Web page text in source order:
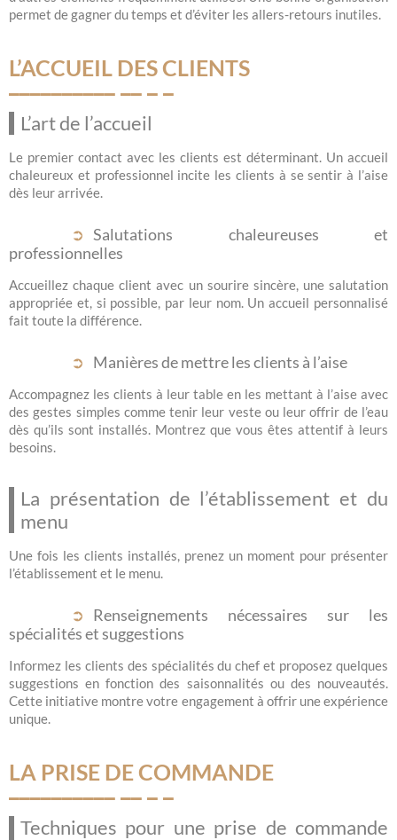
permet de gagner du temps et d’éviter les allers-retours inutiles.
L’ACCUEIL DES CLIENTS
L’art de l’accueil
Le premier contact avec les clients est déterminant. Un accueil
chaleureux et professionnel incite les clients à se sentir à l’aise
dès leur arrivée.
Salutations chaleureuses et
professionnelles
Accueillez chaque client avec un sourire sincère, une salutation
appropriée et, si possible, par leur nom. Un accueil personnalisé
fait toute la différence.
Manières de mettre les clients à l’aise
Accompagnez les clients à leur table en les mettant à l’aise avec
des gestes simples comme tenir leur veste ou leur offrir de l’eau
dès qu’ils sont installés. Montrez que vous êtes attentif à leurs
besoins.
La présentation de l’établissement et du
menu
Une fois les clients installés, prenez un moment pour présenter
l’établissement et le menu.
Renseignements nécessaires sur les
spécialités et suggestions
Informez les clients des spécialités du chef et proposez quelques
suggestions en fonction des saisonnalités ou des nouveautés.
Cette initiative montre votre engagement à offrir une expérience
unique.
LA PRISE DE COMMANDE
Techniques pour une prise de commande